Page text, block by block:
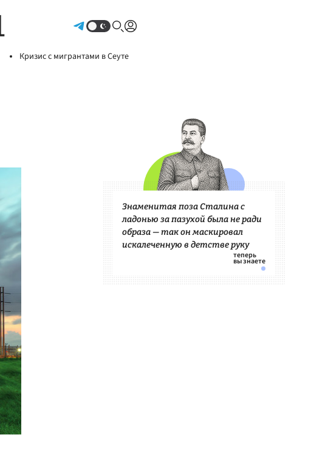
Кризис с мигрантами в Сеуте
Знаменитая поза Сталина с
ладонью за пазухой была не ради
образа — так он маскировал
искалеченную в детстве руку